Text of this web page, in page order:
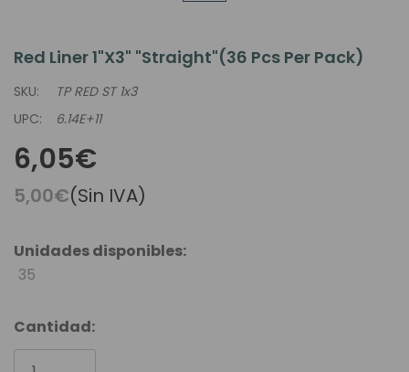
Red Liner 1"x3" "Straight"(36 Pcs Per Pack)
SKU:
TP RED ST 1x3
UPC:
6.14E+11
6,05€
5,00€(Sin IVA)
Unidades disponibles:
35
Cantidad: